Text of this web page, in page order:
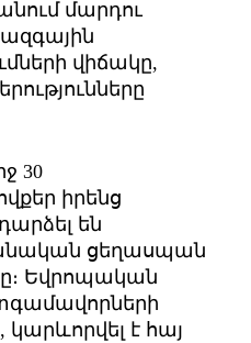
մարդու
վիճակը,
30
իրենց
են
ցեղասպան
Եվրոպական
կարևորվել է հայ